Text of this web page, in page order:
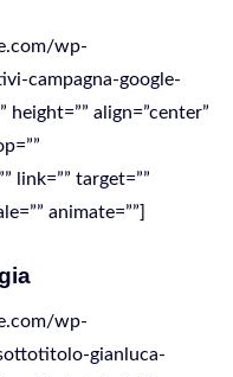
wp-
campagna-google-
align=”center”
link=”” target=””
animate=””]
wp-
gianluca-